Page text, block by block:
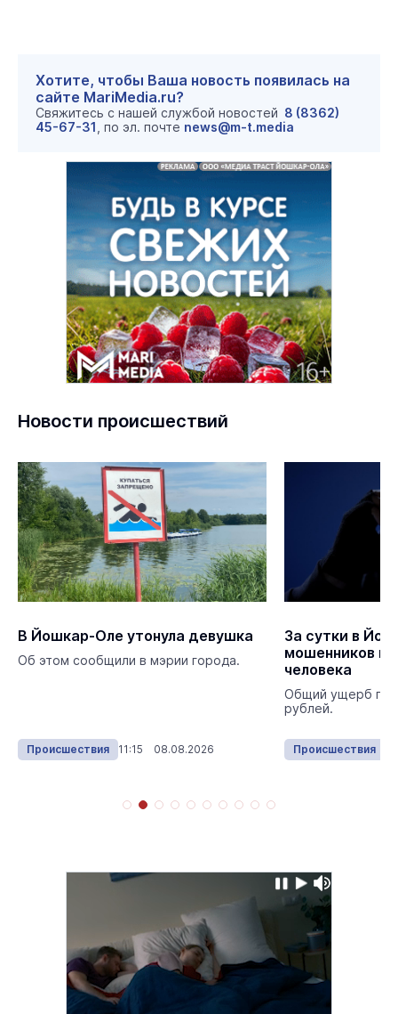
Хотите, чтобы Ваша новость появилась на
сайте MariMedia.ru?
Свяжитесь с нашей службой новостей 8 (8362)
45-67-31 , по эл. почте news@m-t.media
Новости происшествий
В Йошкар-Оле утонула девушка
Об этом сообщили в мэрии города.
Происшествия 11:15 08.08.2026
За сутки в
мошенников
человека
Общий ущерб
рублей.
Происшествия